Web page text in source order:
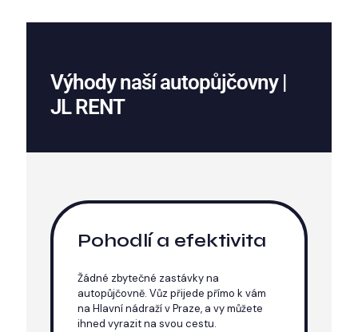
Výhody naší autopůjčovny |
JL RENT
Pohodlí a efektivita
Žádné zbytečné zastávky na
autopůjčovně. Vůz přijede přímo k vám
na Hlavní nádraží v Praze, a vy můžete
ihned vyrazit na svou cestu.